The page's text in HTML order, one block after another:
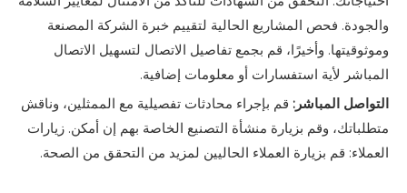
والجودة. فحص المشاريع الحالية لتقييم خبرة الشركة المصنعة
وموثوقيتها. وأخيرًا، قم بجمع تفاصيل الاتصال لتسهيل الاتصال
المباشر لأية استفسارات أو معلومات إضافية.
التواصل المباشر: قم بإجراء محادثات تفصيلية مع الممثلين، وناقش
متطلباتك، وقم بزيارة منشأة التصنيع الخاصة بهم إن أمكن. زيارات
العملاء: قم بزيارة العملاء الحاليين لمزيد من التحقق من الصحة.